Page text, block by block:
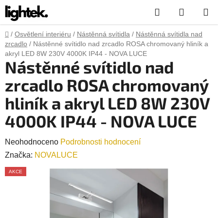
Přejít
na
obsah
Hledat
KOŠÍK
Domů
/ Osvětlení interiéru / Nástěnná svítidla / Nástěnná svítidla nad
zrcadlo / Nástěnné svítidlo nad zrcadlo ROSA chromovaný hliník a
akryl LED 8W 230V 4000K IP44 - NOVA LUCE
Nástěnné svítidlo nad
zrcadlo ROSA chromovaný
hliník a akryl LED 8W 230V
4000K IP44 - NOVA LUCE
Průměrné
hodnocení
produktu
Neohodnoceno Podrobnosti hodnocení
Značka: NOVALUCE
AKCE